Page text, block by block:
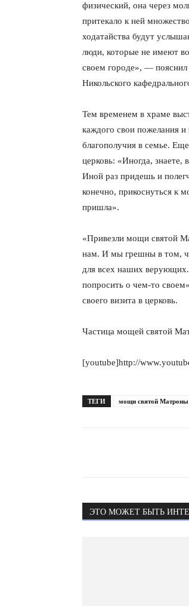
физический, она через
притекало к ней
ходатайства будут
люди, которые не имеют
своем городе», —
Никольского
Тем временем в храме
каждого свои пожелания
благополучия в семье.
церковь: «Иногда, знаете,
Иной раз придешь и
конечно, прикоснуться к
пришла».
«Привезли мощи святой
нам. И мы грешны в том,
для всех наших
попросить о чем-то
своего визита в церковь.
Частица мощей святой
[youtube]http://
ТЕГИ мощи святой Матроны
ЭТО МОЖЕТ БЫТЬ